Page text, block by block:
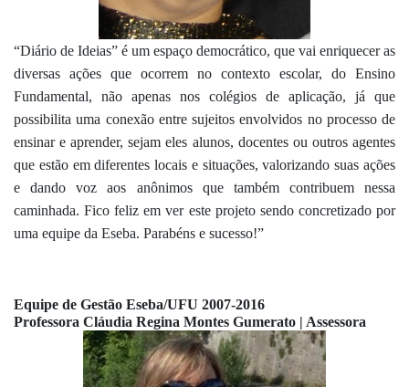
“Diário de Ideias” é um espaço democrático, que vai enriquecer as
diversas ações que ocorrem no contexto escolar, do Ensino
Fundamental, não apenas nos colégios de aplicação, já que
ensinar e aprender, sejam eles alunos, docentes ou outros agentes
que estão em diferentes locais e situações, valorizando suas ações
e dando voz aos anônimos que também contribuem nessa
caminhada. Fico feliz em ver este projeto sendo concretizado por
uma equipe da Eseba. Parabéns e sucesso!”
Equipe de Gestão Eseba/UFU 2007-2016
Professora Cláudia Regina Montes Gumerato | Assessora